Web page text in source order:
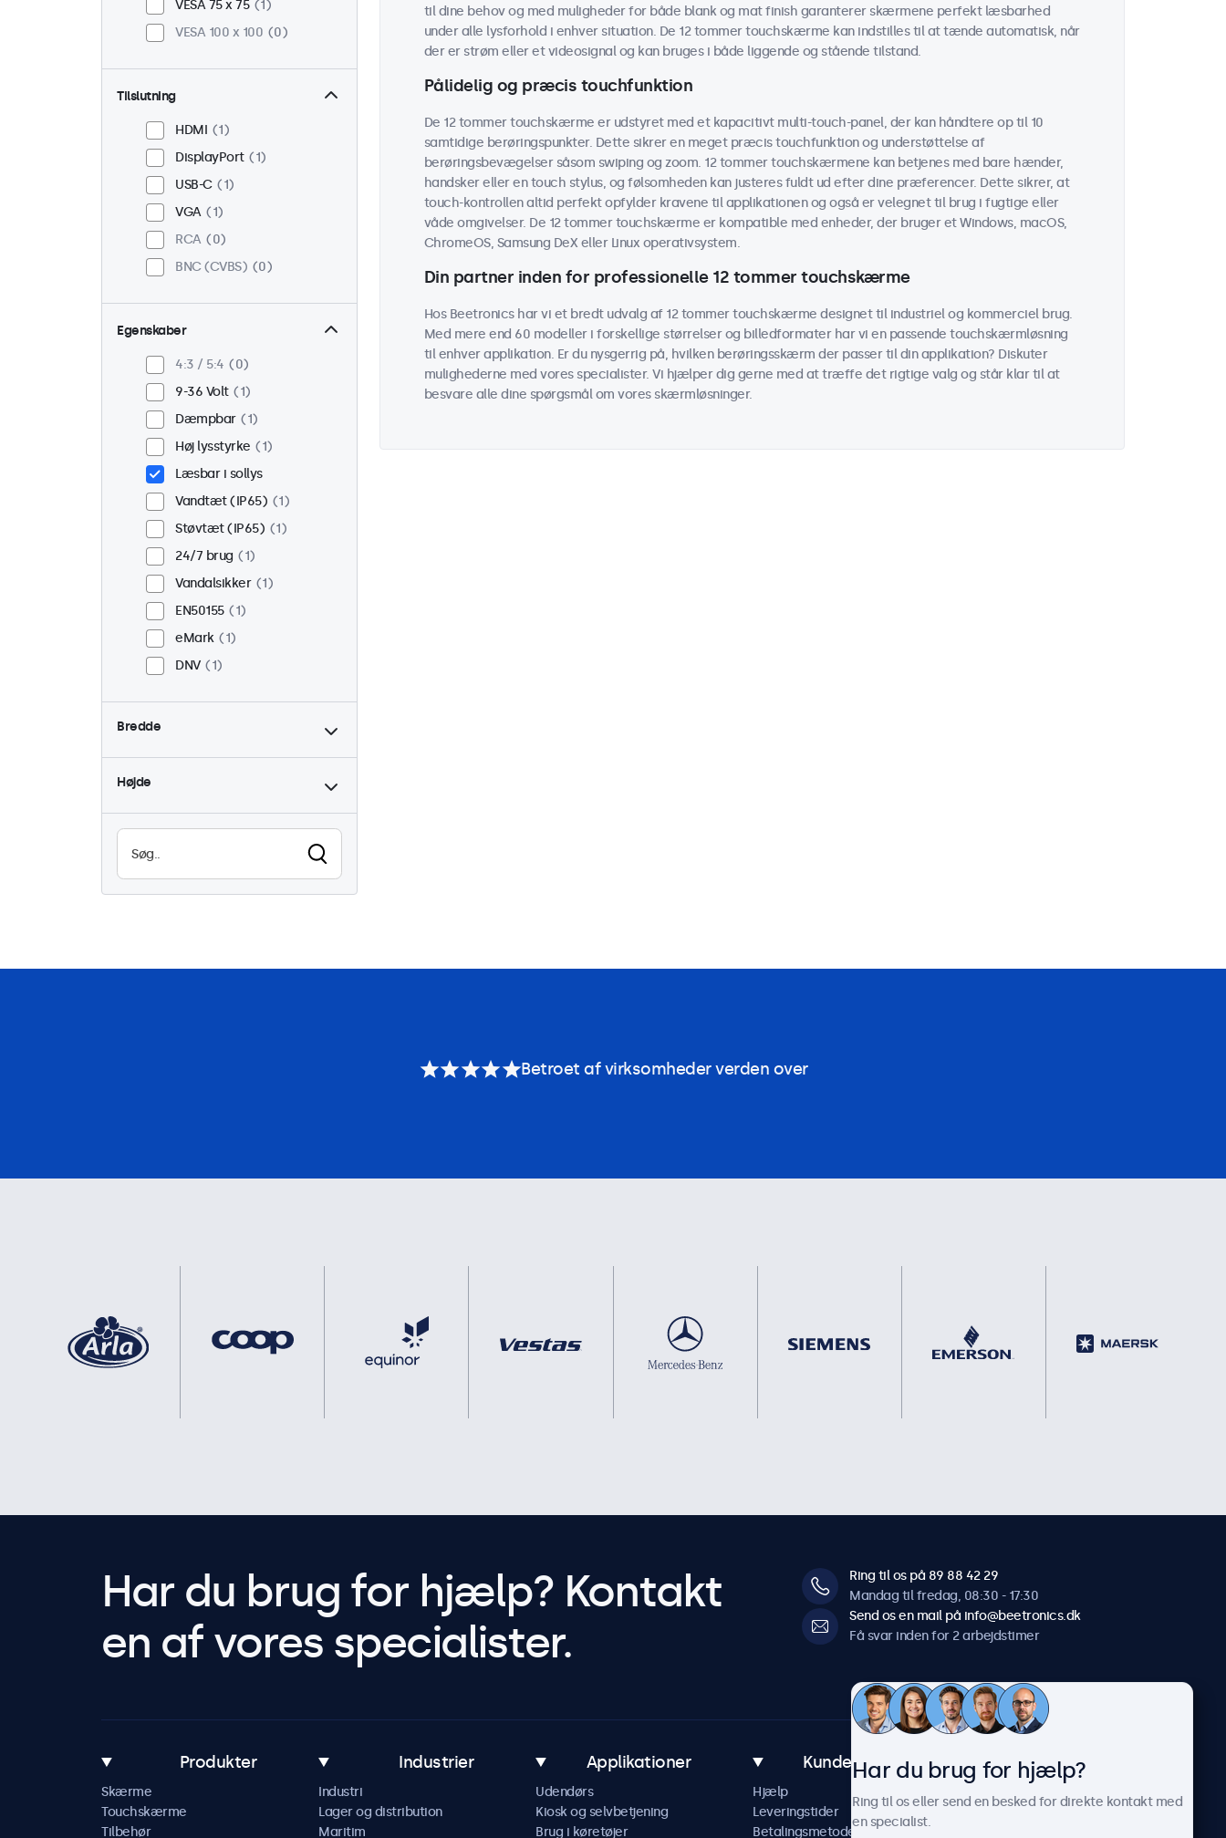
VESA 75 x 75
1
VESA 100 x 100
0
Tilslutning
HDMI
1
DisplayPort
1
USB-C
1
VGA
1
RCA
0
BNC (CVBS)
0
Egenskaber
4:3 / 5:4
0
9-36 Volt
1
Dæmpbar
1
Høj lysstyrke
1
Læsbar i sollys
Vandtæt (IP65)
1
Støvtæt (IP65)
1
24/7 brug
1
Vandalsikker
1
EN50155
1
eMark
1
DNV
1
Bredde
Højde
til dine behov og med muligheder for både blank og mat finish garanterer skærmene perfekt læsbarhed
under alle lysforhold i enhver situation. De 12 tommer touchskærme kan indstilles til at tænde automatisk, når
der er strøm eller et videosignal og kan bruges i både liggende og stående tilstand.
Pålidelig og præcis touchfunktion
De 12 tommer touchskærme er udstyret med et kapacitivt multi-touch-panel, der kan håndtere op til 10
samtidige berøringspunkter. Dette sikrer en meget præcis touchfunktion og understøttelse af
berøringsbevægelser såsom swiping og zoom. 12 tommer touchskærmene kan betjenes med bare hænder,
handsker eller en touch stylus, og følsomheden kan justeres fuldt ud efter dine præferencer. Dette sikrer, at
touch-kontrollen altid perfekt opfylder kravene til applikationen og også er velegnet til brug i fugtige eller
våde omgivelser. De 12 tommer touchskærme er kompatible med enheder, der bruger et Windows, macOS,
ChromeOS, Samsung DeX eller Linux operativsystem.
Din partner inden for professionelle 12 tommer touchskærme
Hos Beetronics har vi et bredt udvalg af 12 tommer touchskærme designet til industriel og kommerciel brug.
Med mere end 60 modeller i forskellige størrelser og billedformater har vi en passende touchskærmløsning
til enhver applikation. Er du nysgerrig på, hvilken berøringsskærm der passer til din applikation? Diskuter
mulighederne med vores specialister. Vi hjælper dig gerne med at træffe det rigtige valg og står klar til at
besvare alle dine spørgsmål om vores skærmløsninger.
Betroet af virksomheder verden over
Har du brug for hjælp? Kontakt
en af vores specialister.
Ring til os på 89 88 42 29
Mandag til fredag, 08:30 - 17:30
Send os en mail på info@beetronics.dk
Få svar inden for 2 arbejdstimer
Produkter
Skærme
Touchskærme
Tilbehør
Industrier
Industri
Lager og distribution
Maritim
Applikationer
Udendørs
Kiosk og selvbetjening
Brug i køretøjer
Kundeservice
Hjælp
Leveringstider
Betalingsmetoder
Om Beetronics
Har du brug for hjælp?
Ring til os eller send en besked for direkte kontakt med
en specialist.